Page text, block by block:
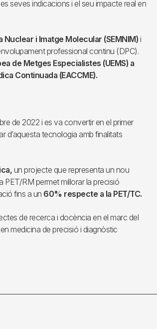
seves indicacions i el seu impacte real en
i Imatge Molecular (SEMNIM) i
professional continu (DPC).
de Metges Especialistes (UEMS) a
Continuada (EACCME).
de 2022 i es va convertir en el primer
d’aquesta tecnologia amb finalitats
un projecte que representa un nou
PET/RM permet millorar la precisió
fins a un 60% respecte a la PET/TC.
de recerca i docència en el marc del
medicina de precisió i diagnòstic